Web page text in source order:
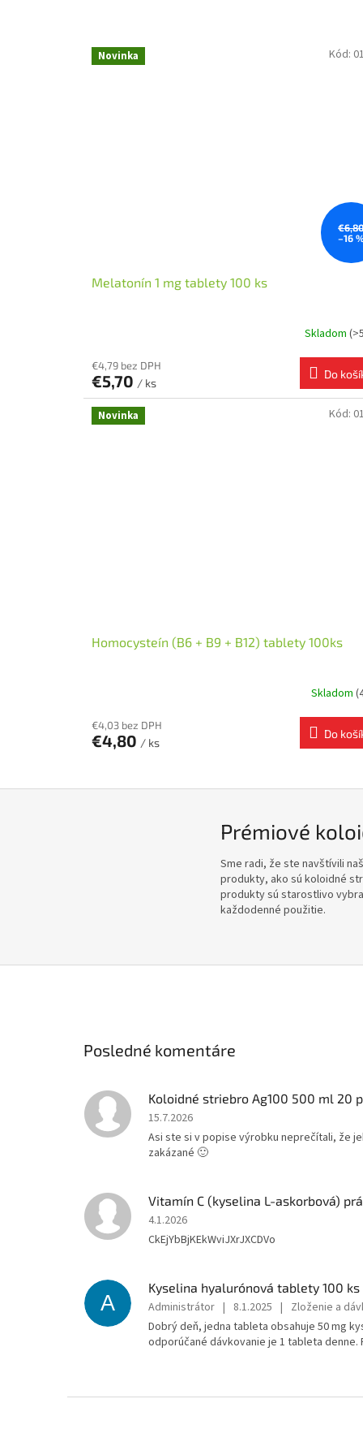
Novinka
–16
Melatonín 1 mg tablety 100 ks
Skladom
€4,79 bez DPH
€5,70 / ks
Do
Kód:
Novinka
Homocysteín (B6 + B9 + B12) tablety 100ks
Skladom
€4,03 bez DPH
€4,80 / ks
Do
Kód:
Prémiové
Sme radi, že ste navštívili
produkty, ako sú koloidné
produkty sú starostlivo
každodenné použitie.
Posledné komentáre
Koloidné striebro Ag100 500 ml 20
15.7.2026
Asi ste si v popise výrobku neprečítali, že
zakázané 🙂
Vitamín C (kyselina L-askorbová)
4.1.2026
CkEjYbBjKEkWviJXrJXCDVo
A
Kyselina hyalurónová tablety 100 ks
Administrátor | 8.1.2025 | Zloženie a
Dobrý deň, jedna tableta obsahuje 50 mg
odporúčané dávkovanie je 1 tableta denne.